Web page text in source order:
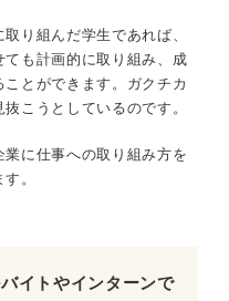
り組んだ学生であれば、
も計画的に取り組み、成
とができます。ガクチカ
抜こうとしているのです。
に仕事への取り組み方を
。
イトやインターンで